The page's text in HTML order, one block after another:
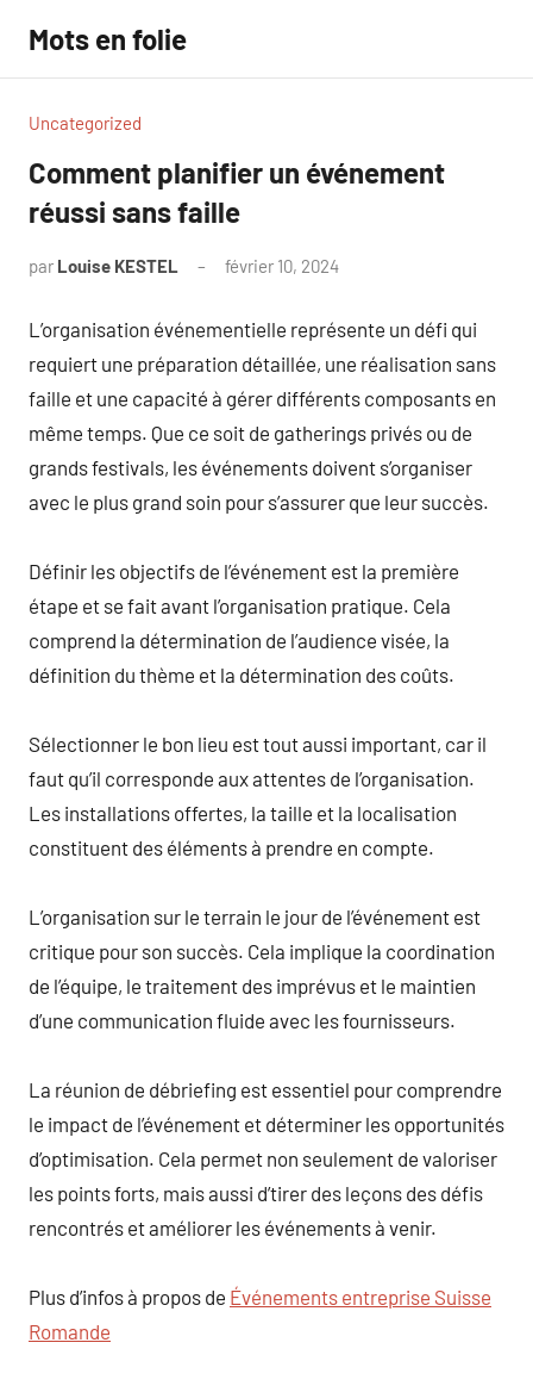
contenu
Mots en folie
Uncategorized
Comment planifier un événement
réussi sans faille
par Louise KESTEL février 10, 2024
L’organisation événementielle représente un défi qui
requiert une préparation détaillée, une réalisation sans
faille et une capacité à gérer différents composants en
même temps. Que ce soit de gatherings privés ou de
grands festivals, les événements doivent s’organiser
avec le plus grand soin pour s’assurer que leur succès.
Définir les objectifs de l’événement est la première
étape et se fait avant l’organisation pratique. Cela
comprend la détermination de l’audience visée, la
définition du thème et la détermination des coûts.
Sélectionner le bon lieu est tout aussi important, car il
faut qu’il corresponde aux attentes de l’organisation.
Les installations offertes, la taille et la localisation
constituent des éléments à prendre en compte.
L’organisation sur le terrain le jour de l’événement est
critique pour son succès. Cela implique la coordination
de l’équipe, le traitement des imprévus et le maintien
d’une communication fluide avec les fournisseurs.
La réunion de débriefing est essentiel pour comprendre
le impact de l’événement et déterminer les opportunités
d’optimisation. Cela permet non seulement de valoriser
les points forts, mais aussi d’tirer des leçons des défis
rencontrés et améliorer les événements à venir.
Plus d’infos à propos de Événements entreprise Suisse
Romande